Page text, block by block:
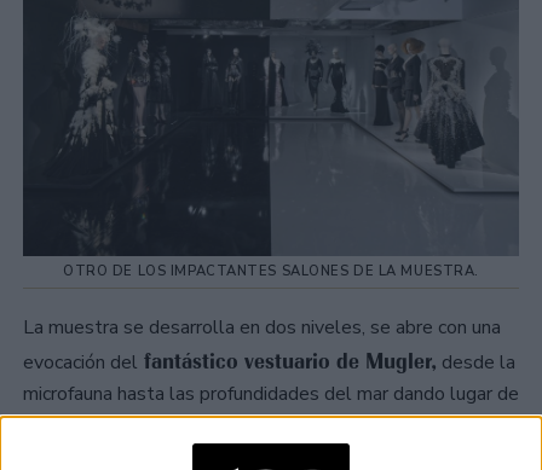
OTRO DE LOS IMPACTANTES SALONES DE LA MUESTRA.
La muestra se desarrolla en dos niveles, se abre con una
evocación del fantástico vestuario de Mugler, desde la
microfauna hasta las profundidades del mar dando lugar de
honor al exceso: siluetas futuristas con hombreras
puntiagudas, escotes abisales, cinturas de avispas irreales